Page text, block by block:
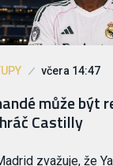
včera 14:47
může být
Castilly
zvažuje, že